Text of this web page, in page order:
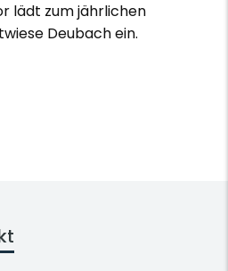
lädt zum jährlichen
Deubach ein.